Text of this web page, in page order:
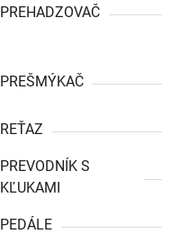
PREHADZOVAČ
PREŠMÝKAČ
REŤAZ
PREVODNÍK S
KĽUKAMI
PEDÁLE